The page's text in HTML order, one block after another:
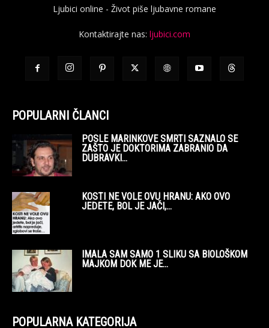
Ljubici online - Život piše ljubavne romane
Kontaktirajte nas: ljubici.com
POPULARNI ČLANCI
POSLE MARINKOVE SMRTI SAZNALO SE
ZAŠTO JE DOKTORIMA ZABRANIO DA
DUBRAVKI...
KOSTI NE VOLE OVU HRANU: AKO OVO
JEDETE, BOL JE JAČI,...
IMALA SAM SAMO 1 SLIKU SA BIOLOŠKOM
MAJKOM DOK ME JE...
POPULARNA KATEGORIJA